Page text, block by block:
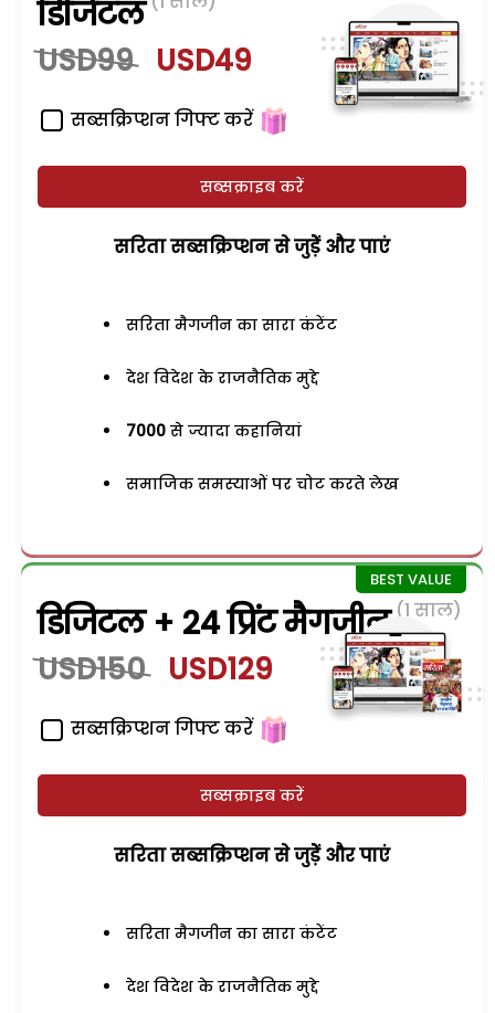
डिजिटल
USD99 USD49
सब्सक्रिप्शन गिफ्ट करें
सब्सक्राइब करें
सरिता सब्सक्रिप्शन से जुड़ेें और पाएं
सरिता मैगजीन का सारा कंटेंट
देश विदेश के राजनैतिक मुद्दे
7000 से ज्यादा कहानियां
समाजिक समस्याओं पर चोट करते लेख
डिजिटल + 24 प्रिंट मैगजीन (1 साल)
USD150 USD129
सब्सक्रिप्शन गिफ्ट करें
सब्सक्राइब करें
सरिता सब्सक्रिप्शन से जुड़ेें और पाएं
सरिता मैगजीन का सारा कंटेंट
देश विदेश के राजनैतिक मुद्दे